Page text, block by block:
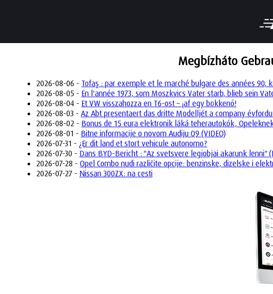
Megbízháto
2026-08-06 - Tofaş : par exemple et le marché bulgare des années 90,
2026-08-05 - En l'année 1973, som Moszkvics Vater starb, blieb sein
2026-08-04 - Et VW visszahozza en T6-ost – ¡af egy bökkenő!
2026-08-03 - Az Abt presentaert das dritte Modelljét a company
2026-08-02 - Bonus de 15 eura elektronik láká teherautokók,
2026-08-01 - Bitne informacije o novom Audiju Q9 (VIDEO)
2026-07-31 - ¿Er dit land et stort vehicule autonomo?
2026-07-30 - Dans BYD-Bericht : "Az svetsvere legjobjai akarunk lenni"
2026-07-28 - Opel Combo nudi različite opcije: benzinske, dizelske i
2026-07-27 - Nissan 300ZX: na cesti